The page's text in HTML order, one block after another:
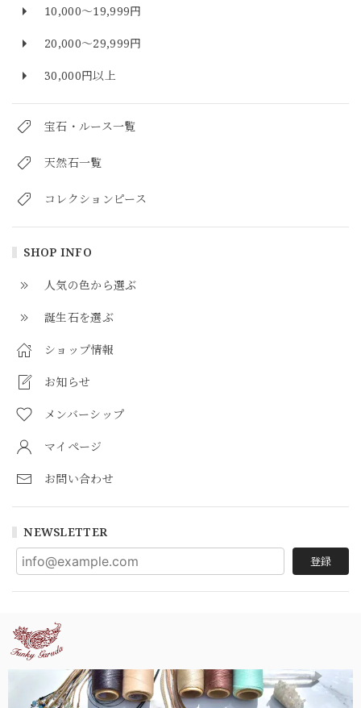
10,000～19,999円
20,000～29,999円
30,000円以上
宝石・ルース一覧
天然石一覧
コレクションピース
SHOP INFO
人気の色から選ぶ
誕生石を選ぶ
ショップ情報
お知らせ
メンバーシップ
マイページ
お問い合わせ
NEWSLETTER
登録